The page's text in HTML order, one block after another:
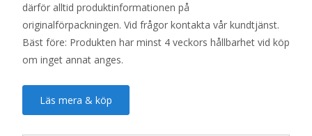
därför alltid produktinformationen på
originalförpackningen. Vid frågor kontakta vår kundtjänst.
Bäst före: Produkten har minst 4 veckors hållbarhet vid köp
om inget annat anges.
Läs mera & köp